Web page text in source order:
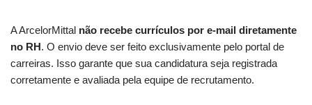
A ArcelorMittal não recebe currículos por e-mail diretamente
no RH. O envio deve ser feito exclusivamente pelo portal de
carreiras. Isso garante que sua candidatura seja registrada
corretamente e avaliada pela equipe de recrutamento.